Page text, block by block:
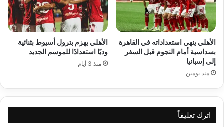
الأهلي ينهي استعداداته في القاهرة
بسداسية أمام النجوم قبل السفر
إلى إسبانيا
منذ يومين
الأهلي يهزم بترول أسيوط بثنائية
وديًا استعدادًا للموسم الجديد
منذ 3 أيام
اترك تعليقاً